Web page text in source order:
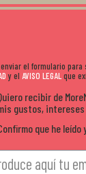
el formulario
y el AVISO LEGALque
recibir de
gustos,
que he leído